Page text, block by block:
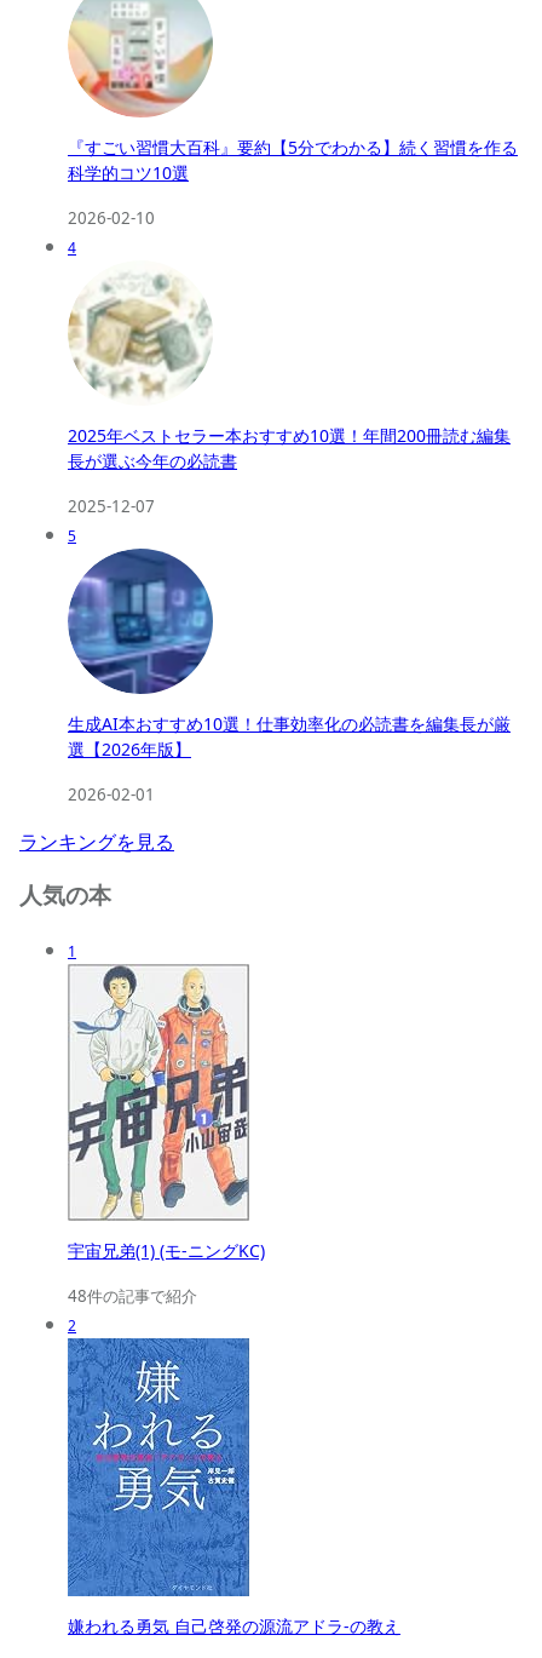
『すごい習慣大百科』要約【5分でわかる】続く習慣を作る
科学的コツ10選
2026-02-10
4
2025年ベストセラー本おすすめ10選！年間200冊読む編集
長が選ぶ今年の必読書
2025-12-07
5
生成AI本おすすめ10選！仕事効率化の必読書を編集長が厳
選【2026年版】
2026-02-01
ランキングを見る
人気の本
1
宇宙兄弟(1) (モ-ニングKC)
48件の記事で紹介
2
嫌われる勇気 自己啓発の源流アドラ-の教え